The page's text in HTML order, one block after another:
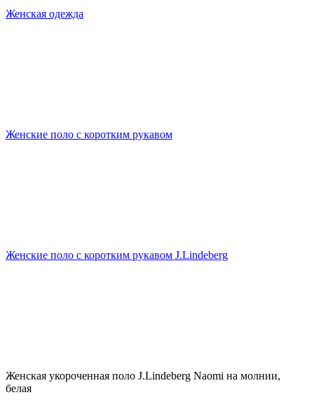
Женская одежда
Женские поло с коротким рукавом
Женские поло с коротким рукавом J.Lindeberg
Женская укороченная поло J.Lindeberg Naomi на молнии,
белая